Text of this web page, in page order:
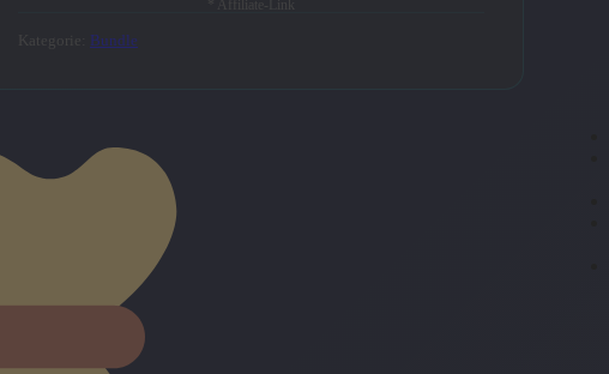
Kategorie: Bundle